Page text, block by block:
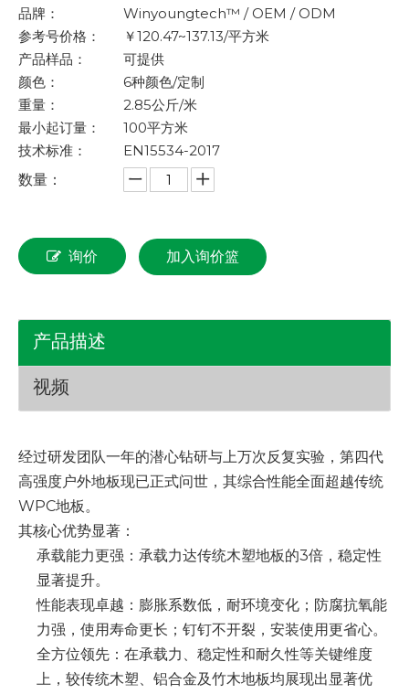
品牌：
Winyoungtech™ / OEM / ODM
参考号价格：
￥120.47~137.13/平方米
产品样品：
可提供
颜色：
6种颜色/定制
重量：
2.85公斤/米
最小起订量：
100平方米
技术标准：
EN15534-2017
数量：
询价 加入询价篮
产品描述
视频
经过研发团队一年的潜心钻研与上万次反复实验，第四代
高强度户外地板现已正式问世，其综合性能全面超越传统
WPC地板。
其核心优势显著：
承载能力更强：承载力达传统木塑地板的3倍，稳定性
显著提升。
性能表现卓越：膨胀系数低，耐环境变化；防腐抗氧能
力强，使用寿命更长；钉钉不开裂，安装使用更省心。
全方位领先：在承载力、稳定性和耐久性等关键维度
上，较传统木塑、铝合金及竹木地板均展现出显著优